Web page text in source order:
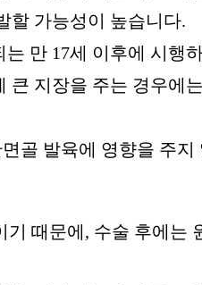
할 가능성이 높습니다.
만 17세 이후에 시행
큰 지장을 주는 경우에
골 발육에 영향을 주
기 때문에, 수술 후에는